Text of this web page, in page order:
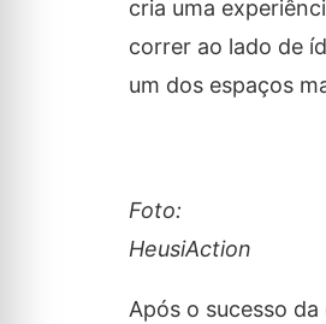
cria uma
correr ao lado de
um dos espaços
Foto:
HeusiAction
Após o sucesso